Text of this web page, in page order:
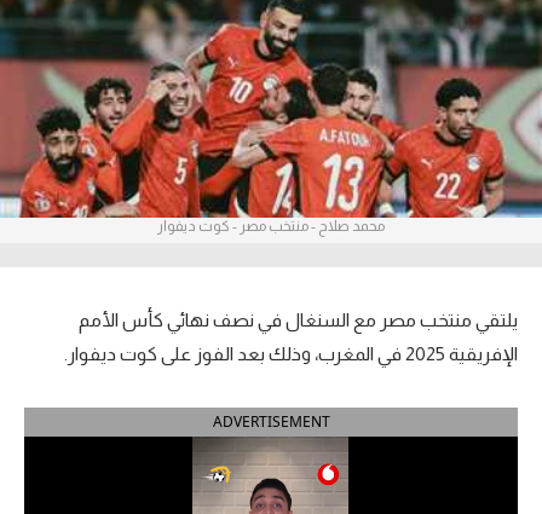
آراء حرة
ركن الألعاب
بطولات
أمريكا 2026
الدوري الإنجليزي الممتاز
الدوري الإسباني
محمد صلاح - منتخب مصر - كوت ديفوار
يلتقي منتخب مصر مع السنغال في نصف نهائي كأس الأمم
الإفريقية 2025 في المغرب، وذلك بعد الفوز على كوت ديفوار.
ADVERTISEMENT